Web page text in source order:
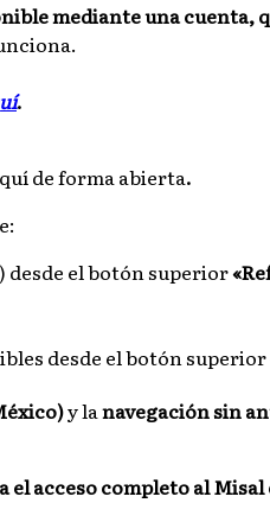
mediante una cuenta,
.
de forma abierta.
desde el botón superior
desde el botón superior
y lanavegación sin
acceso completo al